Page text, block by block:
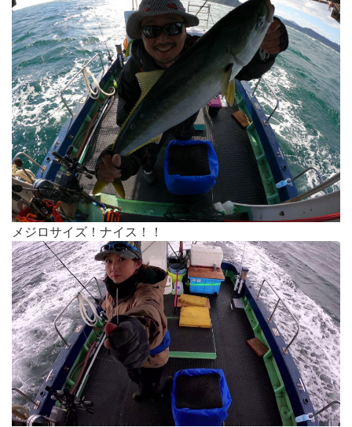
メジロサイズ！ナイス！！